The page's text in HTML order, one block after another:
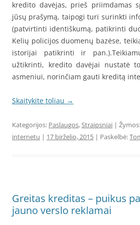
kredito davėjas, prieš priimdamas
jūsų prašymą, taipogi turi surinkti
(patvirtinti identiškumą, patikrinti
Kelių policijos duomenų bazėse,
istorijai patikrinti ir
užtikrinti, kredito davėjai nustatė
asmeniui, norinčiam gauti kreditą
Skaitykite toliau →
Kategorijos: Paslaugos,Straipsniai | Žymos:
internetu | 17 birželio, 2015 | Paskelbė:
Greitas kreditas – puikus
jauno verslo reklamai